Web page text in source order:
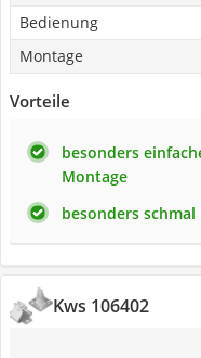
Bedienung
Montage
Vorteile
besonders
Montage
besonders schmal
Kws 106402